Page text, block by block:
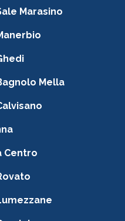
Marasino
Mella
Centro